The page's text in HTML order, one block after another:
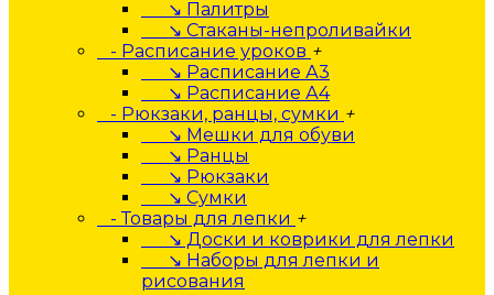
↘ Палитры
↘ Стаканы-непроливайки
- Расписание уроков +
↘ Расписание А3
↘ Расписание А4
- Рюкзаки, ранцы, сумки +
↘ Мешки для обуви
↘ Ранцы
↘ Рюкзаки
↘ Сумки
- Товары для лепки +
↘ Доски и коврики для лепки
↘ Наборы для лепки и
рисования